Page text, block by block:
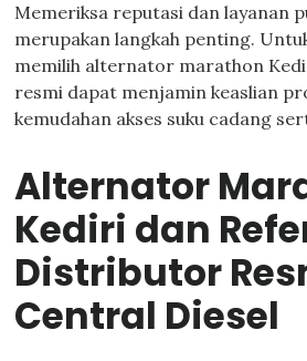
Memeriksa reputasi dan layanan
merupakan langkah penting.
memilih alternator marathon
resmi dapat menjamin keaslian
kemudahan akses suku cadang
Alternator
Kediri dan
Distributor
Central Diesel